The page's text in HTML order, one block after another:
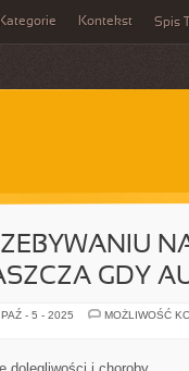
Kategorie Kontekst Spis
GDY
- 5 - 2025
MOŻLIWOŚĆ